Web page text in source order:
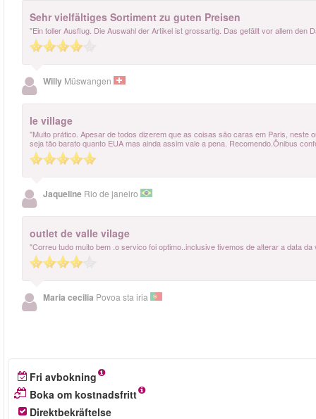
Sehr vielfältiges Sortiment zu guten Preisen
"Ein toller Ausflug. Die Auswahl der Artikel ist grossartig. Das gefällt vor allem den
Willy Müswangen
le village
"Muito prático. Apesar de todos dizerem que as coisas são caras em Paris,
seja tão barato quanto EUA mas ainda assim vale a pena. Recomendo.Ônibus
Jaqueline Rio de janeiro
outlet de valle vilage
"Correu tudo muito bem .o servico foi optimo..inclusive tivemos de alterar a data
Maria cecilia Povoa sta iria
Fri avbokning
Boka om kostnadsfritt
Direktbekräftelse